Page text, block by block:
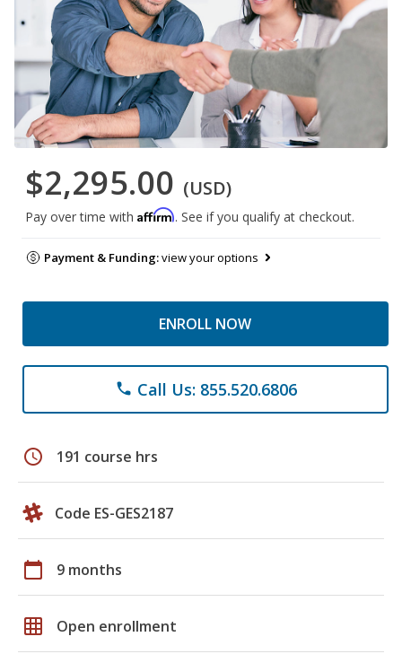
$2,295.00 (USD)
Pay over time with Affirm. See if you qualify at checkout.
Payment & Funding:view your options
ENROLL NOW
phone Call Us: 855.520.6806
schedule 191 course hrs
Code ES-GES2187
calendar_today 9 months
grid_on Open enrollment